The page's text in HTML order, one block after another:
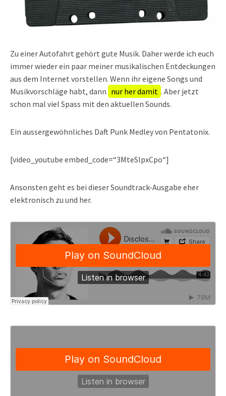
Zu einer Autofahrt gehört gute Musik. Daher werde ich euch
immer wieder ein paar meiner musikalischen Entdeckungen
aus dem Internet vorstellen. Wenn ihr eigene Songs und
Musikvorschläge habt, dann nur her damit . Aber jetzt
schon mal viel Spass mit den aktuellen Sounds.
Ein aussergewöhnliches Daft Punk Medley von Pentatonix.
[video_youtube embed_code=“3MteSlpxCpo“]
Ansonsten geht es bei dieser Soundtrack-Ausgabe eher
elektronisch zu und her.